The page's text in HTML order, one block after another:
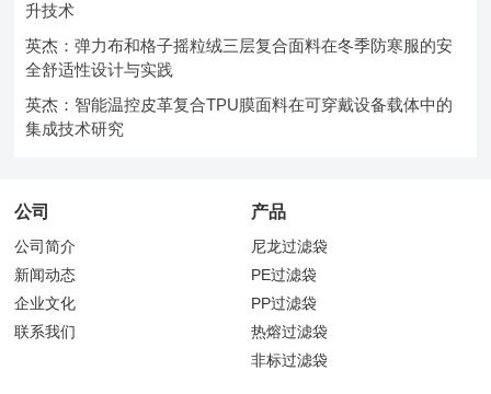
升技术
英杰：弹力布和格子摇粒绒三层复合面料在冬季防寒服的安
全舒适性设计与实践
英杰：智能温控皮革复合TPU膜面料在可穿戴设备载体中的
集成技术研究
公司
公司简介
新闻动态
企业文化
联系我们
产品
尼龙过滤袋
PE过滤袋
PP过滤袋
热熔过滤袋
非标过滤袋